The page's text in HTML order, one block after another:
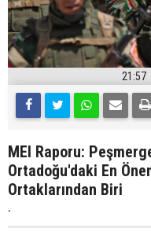
21:57
MEI Raporu:
Ortadoğu'daki En
Ortaklarından Biri
.